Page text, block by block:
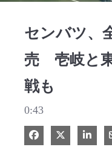
センバツ、
売 壱岐と
戦も
0:43
Facebook で共有
Xで共有す